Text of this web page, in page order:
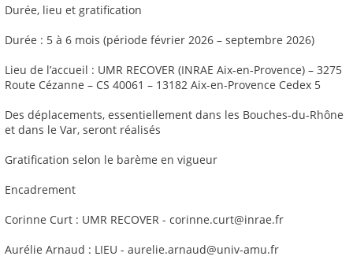
Durée, lieu et gratification
Durée : 5 à 6 mois (période février 2026 – septembre 2026)
Lieu de l’accueil : UMR RECOVER (INRAE Aix-en-Provence) – 3275
Route Cézanne – CS 40061 – 13182 Aix-en-Provence Cedex 5
Des déplacements, essentiellement dans les Bouches-du-Rhône
et dans le Var, seront réalisés
Gratification selon le barème en vigueur
Encadrement
Corinne Curt : UMR RECOVER - corinne.curt@inrae.fr
Aurélie Arnaud : LIEU - aurelie.arnaud@univ-amu.fr